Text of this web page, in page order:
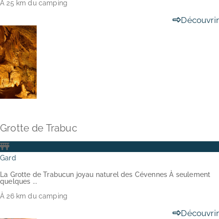
À 25 km du camping
Découvrir
Grotte de Trabuc
Gard
La Grotte de Trabucun joyau naturel des Cévennes À seulement
quelques ...
À 26 km du camping
Découvrir